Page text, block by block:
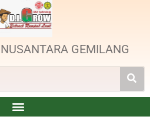
GEMILANG